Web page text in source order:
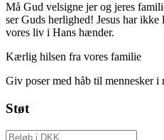
Må Gud velsigne jer og jeres
ser Guds herlighed! Jesus har
vores liv i Hans hænder.
Kærlig hilsen fra vores familie
Giv poser med håb til mennesker i
Støt